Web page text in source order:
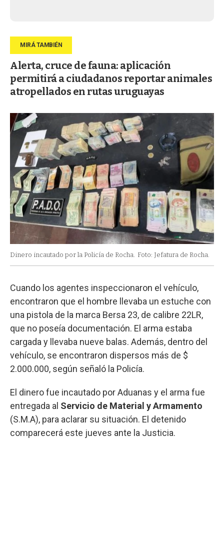
Alerta, cruce de fauna: aplicación
permitirá a ciudadanos reportar animales
atropellados en rutas uruguayas
Dinero incautado por la Policía de Rocha. Foto: Jefatura de Rocha.
Cuando los agentes inspeccionaron el vehículo,
encontraron que el hombre llevaba un estuche con
una pistola de la marca Bersa 23, de calibre 22LR,
que no poseía documentación. El arma estaba
cargada y llevaba nueve balas. Además, dentro del
vehículo, se encontraron dispersos más de $
2.000.000, según señaló la Policía.
El dinero fue incautado por Aduanas y el arma fue
entregada al Servicio de Material y Armamento
(S.M.A), para aclarar su situación. El detenido
comparecerá este jueves ante la Justicia.